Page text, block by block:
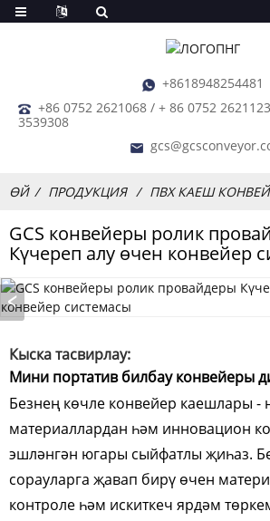
+8618948254481
+86 0752 2621068 / + 86 0752
3539308
ӨЙ ПРОДУКЦИЯ ПВХ КАЕШ
GCS конвейеры ролик
Күчереп алу өчен конвейер
Кыска тасвирлау:
Мини портатив билбау конвейеры
Безнең көчле конвейер каешлары -
материаллардан һәм инновацион
эшләнгән югары сыйфатлы җиһаз.
сорауларга җавап бирү өчен
контроле һәм искиткеч ярдәм